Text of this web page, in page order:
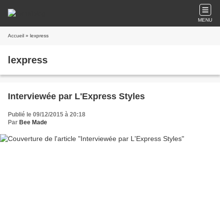
MENU
Accueil » lexpress
lexpress
Interviewée par L'Express Styles
Publié le 09/12/2015 à 20:18
Par Bee Made